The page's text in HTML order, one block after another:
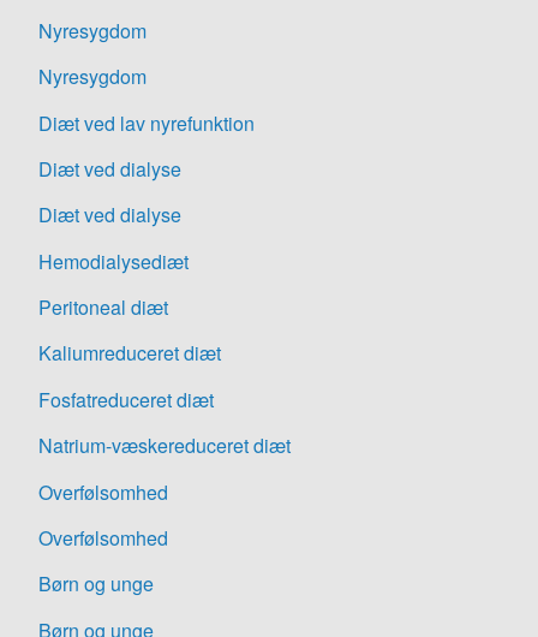
Nyresygdom
Nyresygdom
Diæt ved lav nyrefunktion
Diæt ved dialyse
Diæt ved dialyse
Hemodialysediæt
Peritoneal diæt
Kaliumreduceret diæt
Fosfatreduceret diæt
Natrium-væskereduceret diæt
Overfølsomhed
Overfølsomhed
Børn og unge
Børn og unge